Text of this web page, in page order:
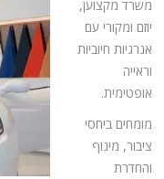
משרד מקצוען,
יוזם ומקורי עם
אנרגיות חיוביות
וראייה
אופטימית.
מומחים ביחסי
ציבור, מינוף
והחדרת